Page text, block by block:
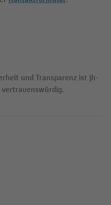
und Transparenz ist jh-